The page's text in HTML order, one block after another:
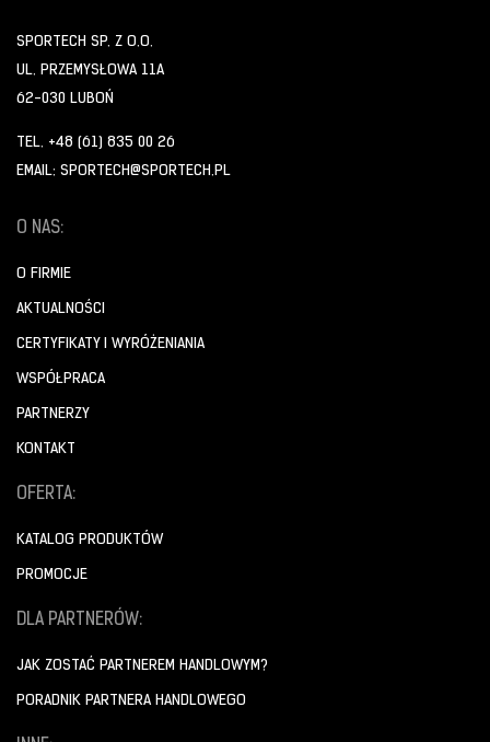
SPORTECH SP. Z O.O.
UL. PRZEMYSŁOWA 11A
62-030 LUBOŃ
TEL. +48 (61) 835 00 26
EMAIL: SPORTECH@SPORTECH.PL
O NAS:
O FIRMIE
AKTUALNOŚCI
CERTYFIKATY I WYRÓŻENIANIA
WSPÓŁPRACA
PARTNERZY
KONTAKT
OFERTA:
KATALOG PRODUKTÓW
PROMOCJE
DLA PARTNERÓW:
JAK ZOSTAĆ PARTNEREM HANDLOWYM?
PORADNIK PARTNERA HANDLOWEGO